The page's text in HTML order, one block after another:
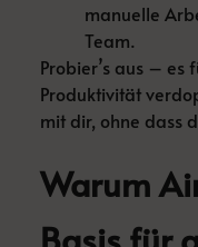
manuelle
Team.
Probier’s aus – es
Produktivität
mit dir, ohne dass
Warum